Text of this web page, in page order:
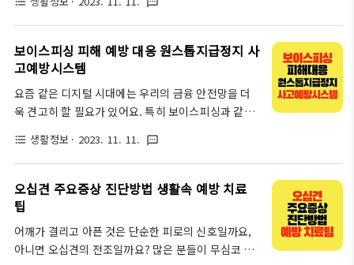
음을, 위로는 상대방의 아..
인일 수 있어요. 반려견의 피부 건강을 위협하는 모낭
충은 제때 발견하여 적절한 치료를 하는 것이 중요해
요. 이번 포스팅에서는 모낭충의 증상과 치료, 그리고
예방 방법까지 상세하게 다루어 보려고 해요. 강아지
함께 알아볼까요? 모낭충이란 무엇인가요? 일반적으
로 강아지 피부에 살고 있는 모낭충은 흔히 데모덱스
라고 불리는 기생충이에요. 피부의 모낭이나 피지선에
특정한 조건에서 모낭충이 과도하게 증식하게 되면 피
부..
보이스피싱 피해 예방 대응 원스톱지급정지 사
고예방시스템
요즘 같은 디지털 시대에는 우리의 금융 안전망을 더
욱 견고히 할 필요가 있어요. 특히 보이스피싱과 같은
한 상황에서, 보이스피싱 피해를 예방하고 신속하게
대응할 수 있는 원스톱 지급정지 사고예방시스템이 더
욱 주목받고 있어요. 오늘은 이 시스템이 어떻게 우리
의 자산을 보호하는지, 그리고 우리가 어떻게 이를 활
셨나요? 그럼 이제부터 하나하나 차근차근 알아보도
록 할게요! 보이스피싱의 유형과 최신사례 보이스피
format_list_bulleted 생활정보 · 2023. 11. 11. textsms
오십견 주요증상 진단방법 생활속 예방 치료
팁
어깨가 결리고 아픈 것은 단순한 피로의 신호일까요,
아니면 오십견의 전조일까요? 많은 분들이 무심코 지